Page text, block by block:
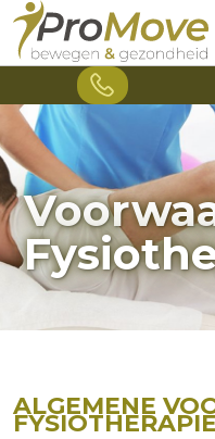
ALGEMENE
FYSIOTHERAPIE